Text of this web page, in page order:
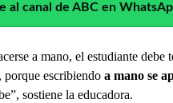
al canal de ABC en
a mano, el estudiante debe
porque escribiendo a mano se
sostiene la educadora.